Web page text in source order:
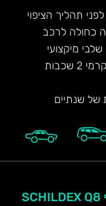
תהליך הציפוי
כחולה לרכב
שלבי מיקצועי
שכבות
של שנתיים
ציפוי ננו קרמי SCHILDEX Q8